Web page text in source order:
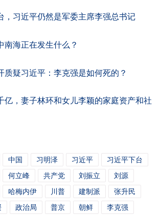
，习近平仍然是军委主席李强总书记
南海正在发生什么？
质疑习近平：李克强是如何死的？
亿，妻子林环和女儿李颖的家庭资产和社
中国 习明泽 习近平
习近平下台
何立峰 共产党 刘振立
刘源
哈梅内伊 川普 建制派
张升民
政治局 普京 朝鲜
李克强